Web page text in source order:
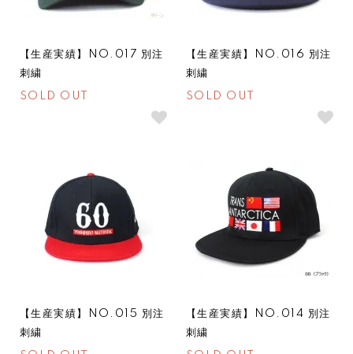
【生産実績】NO.017 別注
刺繍
SOLD OUT
【生産実績】NO.016 別注
刺繍
SOLD OUT
【生産実績】NO.015 別注
刺繍
【生産実績】NO.014 別注
刺繍